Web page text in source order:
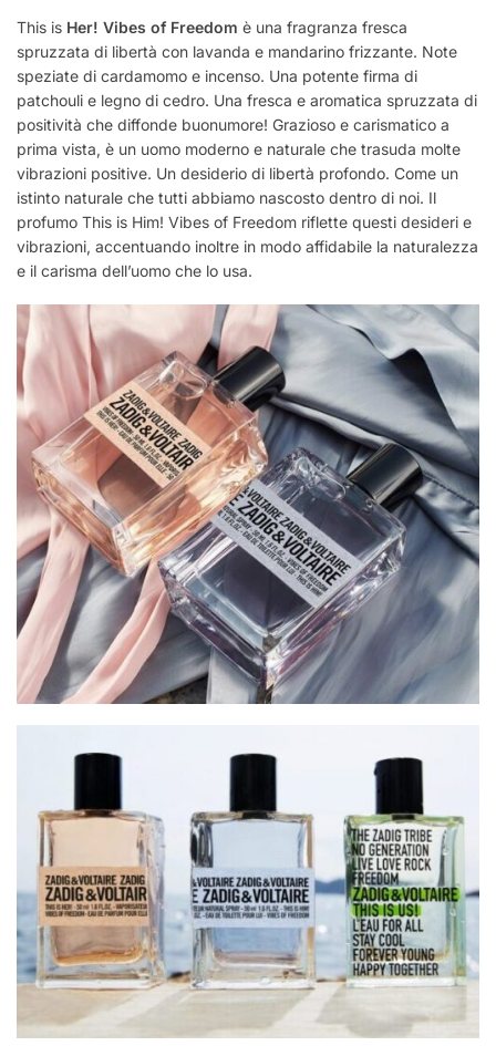
This is Her! Vibes of Freedom è una fragranza fresca
spruzzata di libertà con lavanda e mandarino frizzante. Note
speziate di cardamomo e incenso. Una potente firma di
patchouli e legno di cedro. Una fresca e aromatica spruzzata di
positività che diffonde buonumore! Grazioso e carismatico a
prima vista, è un uomo moderno e naturale che trasuda molte
vibrazioni positive. Un desiderio di libertà profondo. Come un
istinto naturale che tutti abbiamo nascosto dentro di noi. Il
profumo This is Him! Vibes of Freedom riflette questi desideri e
vibrazioni, accentuando inoltre in modo affidabile la naturalezza
e il carisma dell’uomo che lo usa.